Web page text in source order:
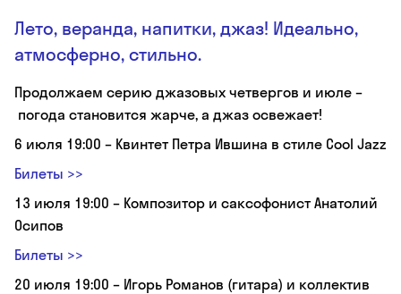
Лето, веранда, напитки, джаз! Идеально,
атмосферно, стильно.
Продолжаем серию джазовых четвергов и июле –
погода становится жарче, а джаз освежает!
6 июля 19:00 – Квинтет Петра Ившина в стиле Cool Jazz
Билеты >>
13 июля 19:00 – Композитор и саксофонист Анатолий
Осипов
Билеты >>
20 июля 19:00 – Игорь Романов (гитара) и коллектив